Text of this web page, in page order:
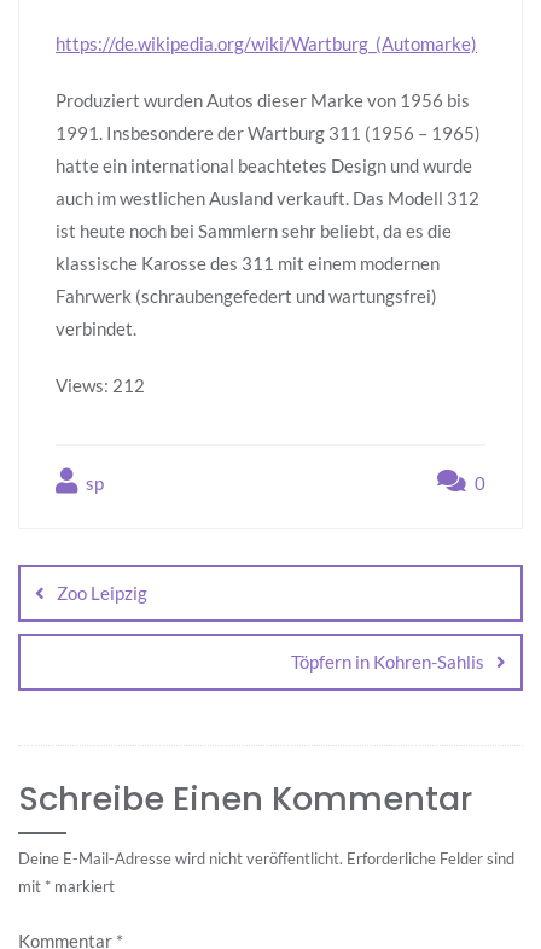
https://de.wikipedia.org/wiki/Wartburg_(Automarke)
Produziert wurden Autos dieser Marke von 1956 bis
1991. Insbesondere der Wartburg 311 (1956 – 1965)
hatte ein international beachtetes Design und wurde
auch im westlichen Ausland verkauft. Das Modell 312
ist heute noch bei Sammlern sehr beliebt, da es die
klassische Karosse des 311 mit einem modernen
Fahrwerk (schraubengefedert und wartungsfrei)
verbindet.
Views: 212
sp 0
Zoo Leipzig
Töpfern in Kohren-Sahlis
Schreibe Einen Kommentar
Deine E-Mail-Adresse wird nicht veröffentlicht. Erforderliche Felder sind
mit * markiert
Kommentar *